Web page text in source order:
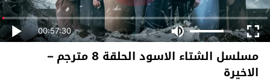
00:57:30
مسلسل الشتاء الاسود الحلقة 8 مترجم –
الاخيرة